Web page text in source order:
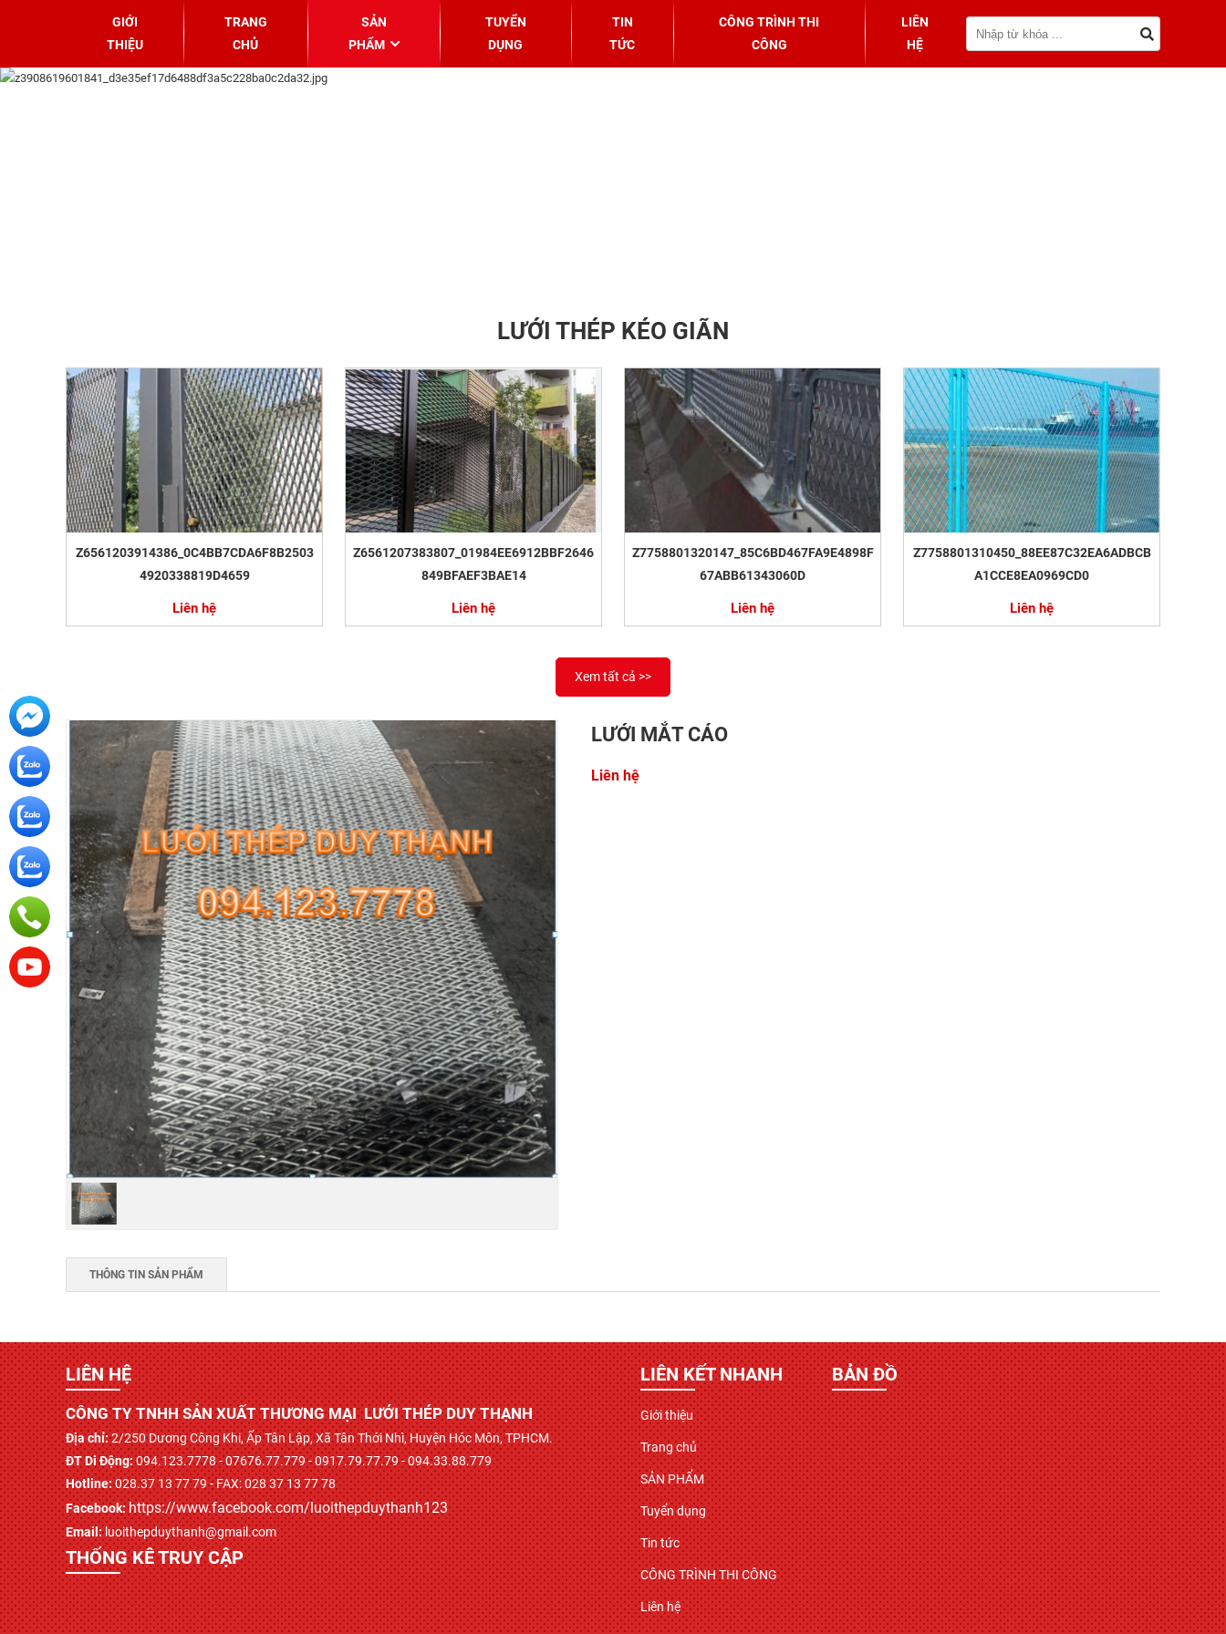
GIỚI
THIỆU
TRANG
CHỦ
SẢN
PHẨM
TUYỂN
DỤNG
TIN
TỨC
CÔNG TRÌNH THI
CÔNG
LIÊN
HỆ
LƯỚI THÉP KÉO GIÃN
Z6561203914386_0C4BB7CDA6F8B2503
4920338819D4659
Liên hệ
Z6561207383807_01984EE6912BBF2646
849BFAEF3BAE14
Liên hệ
Z7758801320147_85C6BD467FA9E4898F
67ABB61343060D
Liên hệ
Z7758801310450_88EE87C32EA6ADBCB
A1CCE8EA0969CD0
Liên hệ
Xem tất cả >>
LƯỚI MẮT CÁO
Liên hệ
THÔNG TIN SẢN PHẨM
LIÊN HỆ
CÔNG TY TNHH SẢN XUẤT THƯƠNG MẠI LƯỚI THÉP DUY THẠNH
Địa chỉ:2/250 Dương Công Khi, Ấp Tân Lập, Xã Tân Thới Nhì, Huyện Hóc Môn, TPHCM.
ĐT Di Động:094.123.7778 - 07676.77.779 - 0917.79.77.79 - 094.33.88.779
Hotline:028.37 13 77 79 - FAX: 028 37 13 77 78
Facebook:https://www.facebook.com/luoithepduythanh123
Email: luoithepduythanh@gmail.com
THỐNG KÊ TRUY CẬP
LIÊN KẾT NHANH
Giới thiệu
Trang chủ
SẢN PHẨM
Tuyển dụng
Tin tức
CÔNG TRÌNH THI CÔNG
Liên hệ
BẢN ĐỒ